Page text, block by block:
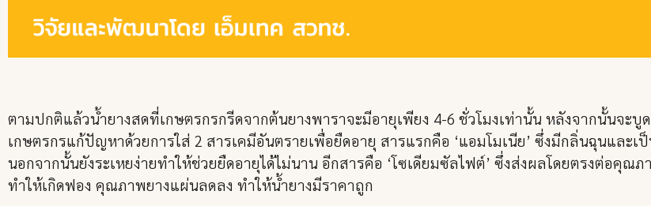
ตามปกติแล้วน้ำยางสดที่เกษตรกรกรีดจากต้นยางพาราจะมีอายุเพียง 4-6 ชั่วโมงเท่านั้น หลังจากนั้นจะ
เกษตรกรแก้ปัญหาด้วยการใส่ 2 สารเคมีอันตรายเพื่อยืดอายุ สารแรกคือ ‘แอมโมเนีย’ ซึ่งมีกลิ่นฉุนและ
นอกจากนั้นยังระเหยง่ายทำให้ช่วยยืดอายุได้ไม่นาน อีกสารคือ ‘โซเดียมซัลไฟต์’ ซึ่งส่งผลโดยตรงต่อคุณ
ทำให้เกิดฟอง คุณภาพยางแผ่นลดลง ทำให้น้ำยางมีราคาถูก